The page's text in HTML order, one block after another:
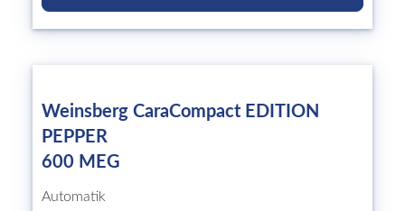
Weinsberg CaraCompact EDITION
PEPPER
600 MEG
Automatik